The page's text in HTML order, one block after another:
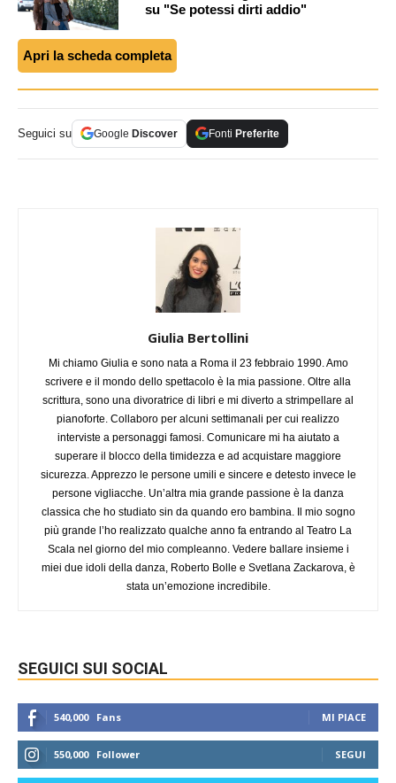
su "Se potessi dirti addio"
Apri la scheda completa
Seguici su Google Discover Fonti Preferite
Giulia Bertollini
Mi chiamo Giulia e sono nata a Roma il 23 febbraio 1990. Amo
scrivere e il mondo dello spettacolo è la mia passione. Oltre alla
scrittura, sono una divoratrice di libri e mi diverto a strimpellare al
pianoforte. Collaboro per alcuni settimanali per cui realizzo
interviste a personaggi famosi. Comunicare mi ha aiutato a
superare il blocco della timidezza e ad acquistare maggiore
sicurezza. Apprezzo le persone umili e sincere e detesto invece le
persone vigliacche. Un’altra mia grande passione è la danza
classica che ho studiato sin da quando ero bambina. Il mio sogno
più grande l’ho realizzato qualche anno fa entrando al Teatro La
Scala nel giorno del mio compleanno. Vedere ballare insieme i
miei due idoli della danza, Roberto Bolle e Svetlana Zackarova, è
stata un’emozione incredibile.
SEGUICI SUI SOCIAL
540,000 Fans MI PIACE
550,000 Follower SEGUI